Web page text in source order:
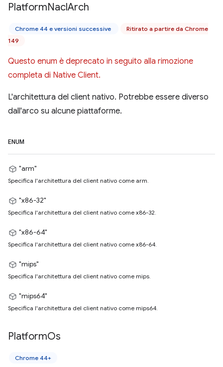
PlatformNaclArch
Chrome 44 e versioni successive
Ritirato a partire da Chrome
149
Questo enum è deprecato in seguito alla rimozione
completa di Native Client.
L'architettura del client nativo. Potrebbe essere diverso
dall'arco su alcune piattaforme.
ENUM
"arm"
Specifica l'architettura del client nativo come arm.
"x86-32"
Specifica l'architettura del client nativo come x86-32.
"x86-64"
Specifica l'architettura del client nativo come x86-64.
"mips"
Specifica l'architettura del client nativo come mips.
"mips64"
Specifica l'architettura del client nativo come mips64.
PlatformOs
Chrome 44+